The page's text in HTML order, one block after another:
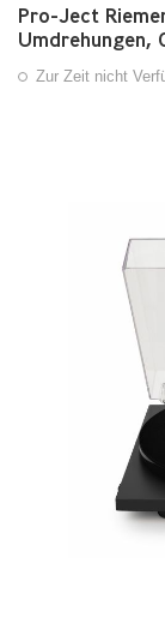
Pro-Ject
Umdrehungen,
Zur Zeit nicht